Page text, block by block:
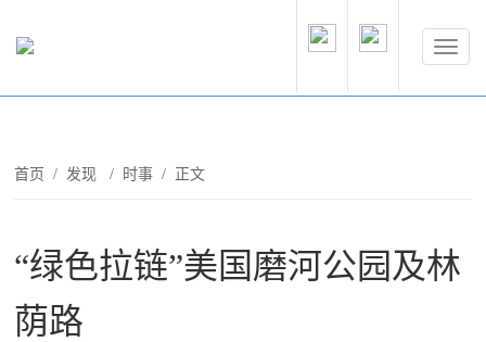
首页 /发现 / 时事 / 正文
“绿色拉链”美国磨河公园及林
荫路